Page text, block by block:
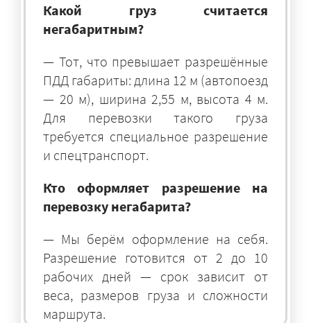
Какой груз считается
негабаритным?
— Тот, что превышает разрешённые
ПДД габариты: длина 12 м (автопоезд
— 20 м), ширина 2,55 м, высота 4 м.
Для перевозки такого груза
требуется специальное разрешение
и спецтранспорт.
Кто оформляет разрешение на
перевозку негабарита?
— Мы берём оформление на себя.
Разрешение готовится от 2 до 10
рабочих дней — срок зависит от
веса, размеров груза и сложности
маршрута.